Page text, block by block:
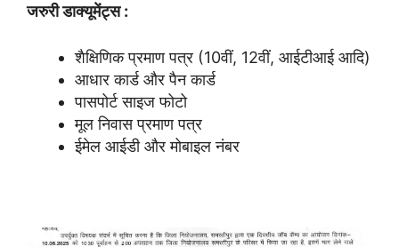
जरुरी डाक्यूमेंट्स :
शैक्षिणिक प्रमाण पत्र (10वीं, 12वीं, आईटीआई आदि)
आधार कार्ड और पैन कार्ड
पासपोर्ट साइज फोटो
मूल निवास प्रमाण पत्र
ईमेल आईडी और मोबाइल नंबर